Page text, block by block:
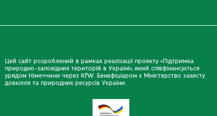
Цей сайт розроблений в рамках реалізації проекту «Підтримка
природно-заповідних територій в Україні», який співфінансується
урядом Німеччини через KfW. Бенефіціаром є Міністерство захисту
довкілля та природних ресурсів України.